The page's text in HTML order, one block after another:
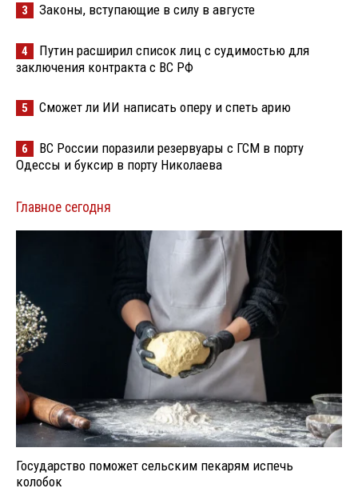
3 Законы, вступающие в силу в августе
4
Путин расширил список лиц с судимостью для
заключения контракта с ВС РФ
5 Сможет ли ИИ написать оперу и спеть арию
6
ВС России поразили резервуары с ГСМ в порту
Одессы и буксир в порту Николаева
Главное сегодня
Государство поможет сельским пекарям испечь
колобок